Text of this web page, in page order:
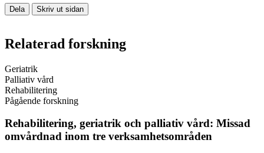
Dela Skriv ut sidan
Relaterad forskning
Geriatrik
Palliativ vård
Rehabilitering
Pågående forskning
Rehabilitering, geriatrik och palliativ vård: Missad
omvårdnad inom tre verksamhetsområden